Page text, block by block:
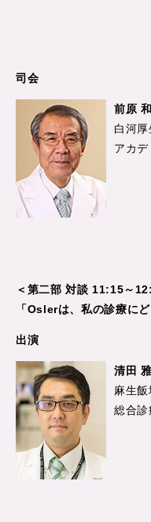
司会
前原
白河
アカ
＜第二部 対談 11:15～
「Oslerは、私の診療に
出演
清田
麻生
総合